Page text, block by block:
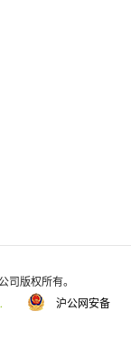
版权所有。
沪公网安备